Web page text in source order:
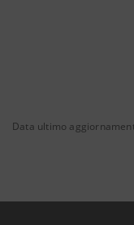
Data ultimo